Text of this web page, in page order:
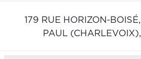
179 RUE HORIZON-BOISÉ,
PAUL (CHARLEVOIX),